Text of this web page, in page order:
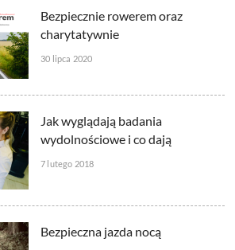
Bezpiecznie rowerem oraz
charytatywnie
30 lipca 2020
Jak wyglądają badania
wydolnościowe i co dają
7 lutego 2018
Bezpieczna jazda nocą